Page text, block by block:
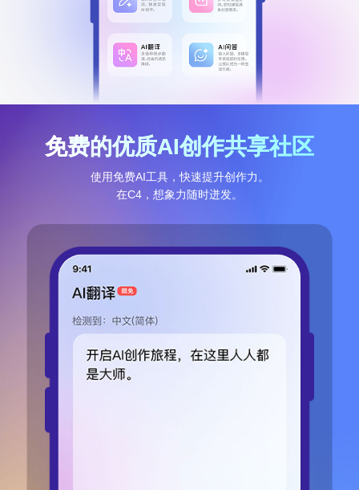
免费的优质AI创作共享社区
使⽤免费AI⼯具，快速提升创作力。
在C4，想象力随时迸发。